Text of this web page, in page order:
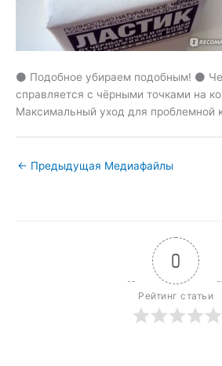
⚫ Подобное убираем подобным! ⚫
справляется с чёрными точками на
Максимальный уход для проблемной
← Предыдущая Медиафайлы
0
Рейтинг статьи